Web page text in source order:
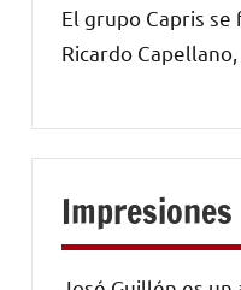
El grupo Capris
Ricardo